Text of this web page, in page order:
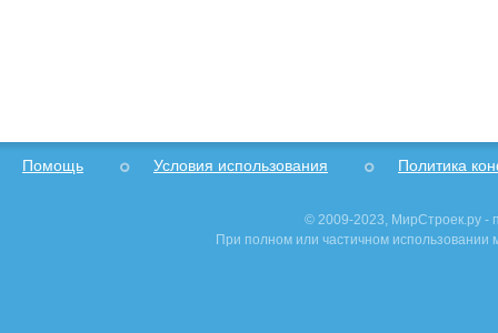
Помощь Условия использования Политика
© 2009-2023, МирСтроек.ру -
При полном или частичном использовании